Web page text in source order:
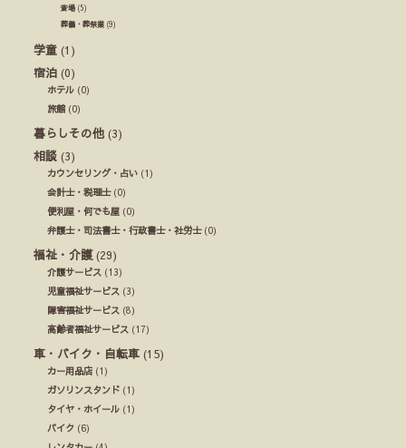
斎場(5)
葬儀・葬祭業 (9)
学童 (1)
宿泊 (0)
ホテル (0)
旅館 (0)
暮らしその他 (3)
相談 (3)
カウンセリング・占い (1)
会計士・税理士(0)
便利屋・何でも屋 (0)
弁護士・司法書士・行政書士・社労士(0)
福祉・介護(29)
介護サービス (13)
児童福祉サービス (3)
障害福祉サービス (8)
高齢者福祉サービス (17)
車・バイク・自転車 (15)
カー用品店 (1)
ガソリンスタンド (1)
タイヤ・ホイール (1)
バイク (6)